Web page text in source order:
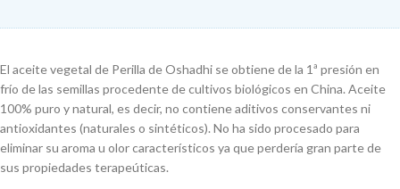
El aceite vegetal de Perilla de Oshadhi se obtiene de la 1ª presión en
frío de las semillas procedente de cultivos biológicos en China. Aceite
100% puro y natural, es decir, no contiene aditivos conservantes ni
antioxidantes (naturales o sintéticos). No ha sido procesado para
eliminar su aroma u olor característicos ya que perdería gran parte de
sus propiedades terapeúticas.